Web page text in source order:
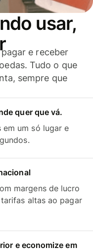
usar,
e receber
Tudo o que
sempre que
quer que vá.
em um só lugar e
margens de lucro
altas ao pagar
e economize em